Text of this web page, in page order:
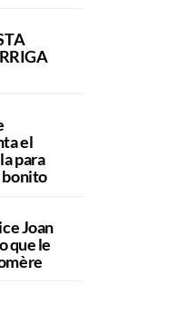
el
para
bonito
Joan
que le